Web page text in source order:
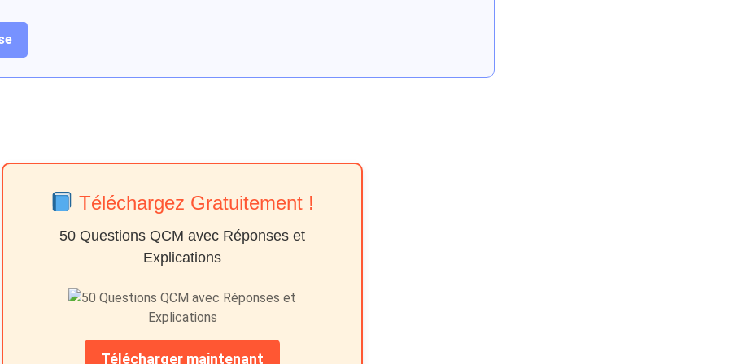
Téléchargez Gratuitement !
50 Questions QCM avec Réponses et
Explications
Télécharger maintenant